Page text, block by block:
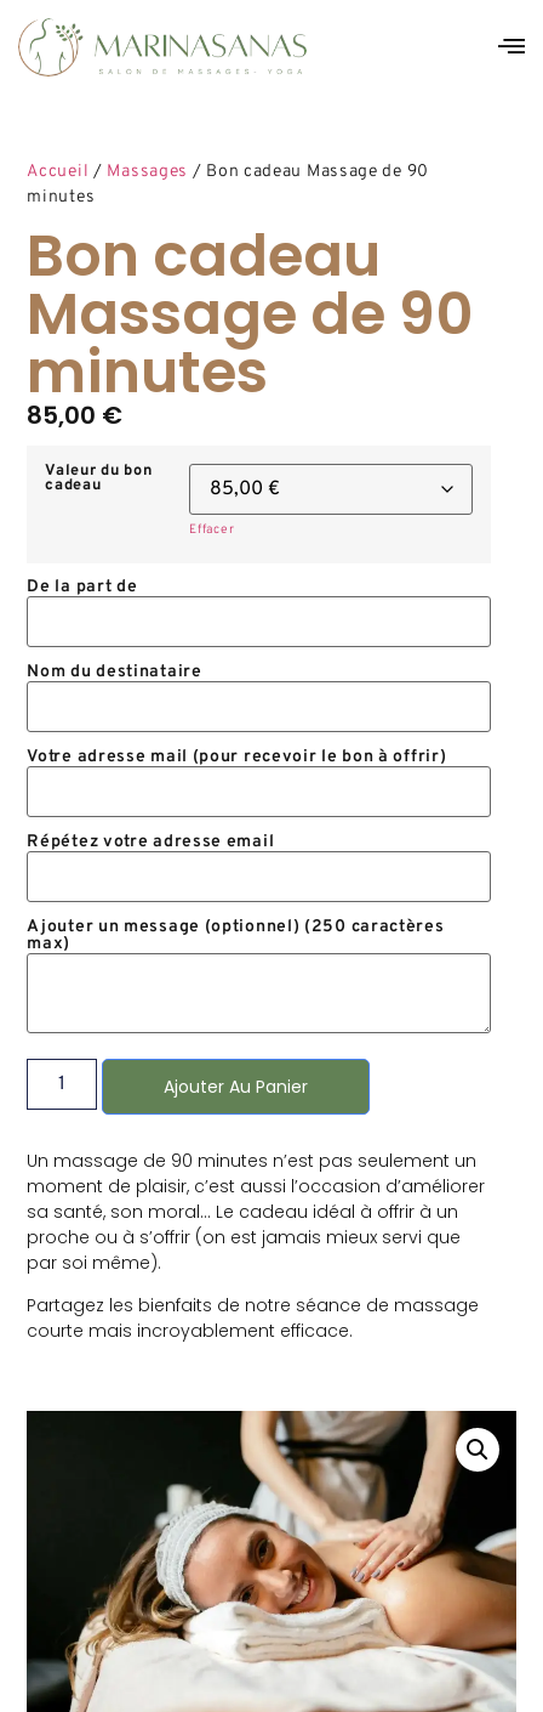
Accueil / Massages / Bon cadeau Massage de 90
minutes
Bon cadeau
Massage de 90
minutes
85,00 €
Valeur du bon
cadeau
Effacer
De la part de
Nom du destinataire
Votre adresse mail (pour recevoir le bon à offrir)
Répétez votre adresse email
Ajouter un message (optionnel) (250 caractères
max)
Ajouter Au Panier
Un massage de 90 minutes n’est pas seulement un
moment de plaisir, c’est aussi l’occasion d’améliorer
sa santé, son moral… Le cadeau idéal à offrir à un
proche ou à s’offrir (on est jamais mieux servi que
par soi même).
Partagez les bienfaits de notre séance de massage
courte mais incroyablement efficace.